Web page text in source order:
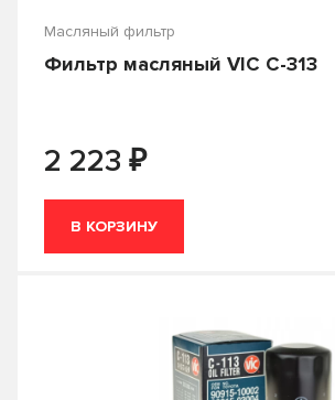
Масляный фильтр
Фильтр масляный VIC C-313
2 223 ₽
В КОРЗИНУ